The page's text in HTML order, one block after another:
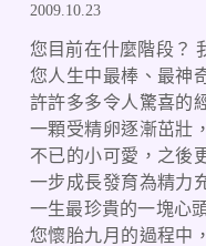
2009.10.23
您目前在什麼階段？
您人生中最棒、最神
許許多多令人驚喜的
一顆受精卵逐漸茁壯
不已的小可愛，之後
一步成長發育為精力
一生最珍貴的一塊心
您懷胎九月的過程中